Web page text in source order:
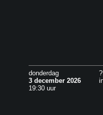
donderdag
3 december 2026
19:30 uur